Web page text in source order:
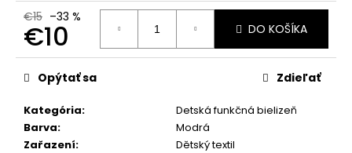
€15 –33 %
€10
Jednotková
cena:
DO KOŠÍKA
Kategória:
Detská funkčná bielizeň
Barva:
Modrá
Zařazení:
Dětský textil
Opýtať sa Zdieľať
e